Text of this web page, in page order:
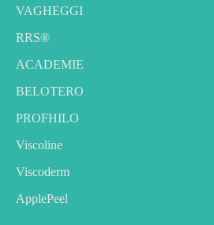
VAGHEGGI
RRS®
ACADEMIE
BELOTERO
PROFHILO
Viscoline
Viscoderm
ApplePeel